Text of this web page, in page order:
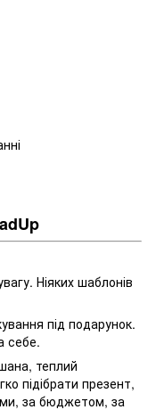
Ніяких шаблонів
під подарунок.
себе.
теплий
підібрати презент,
за бюджетом, за